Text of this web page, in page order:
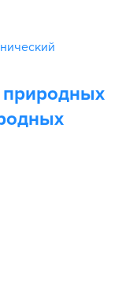
природных